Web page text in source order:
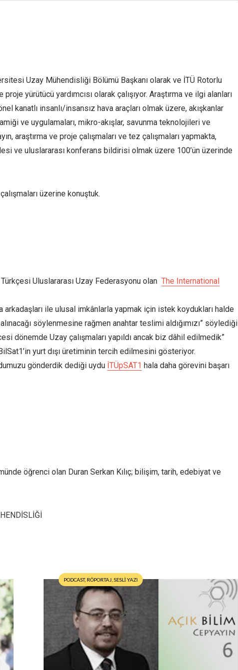
azaltın.
Uzay Mühendisliği Bölümü Başkanı olarak ve İTÜ Rotorlu
yürütücü yardımcısı olarak çalışıyor. Araştırma ve ilgi alanları
kanatlı insanlı/insansız hava araçları olmak üzere, akışkanlar
ve uygulamaları, mikro-akışlar, savunma teknolojileri ve
araştırma ve proje çalışmaları ve tez çalışmaları yapmakta,
ve uluslararası konferans bildirisi olmak üzere 100’ün üzerinde
üzerine konuştuk.
Uluslararası Uzay Federasyonu olan The International
arkadaşları ile ulusal imkânlarla yapmak için istek koydukları halde
söylenmesine rağmen anahtar teslimi aldığımızı” söylediği
dönemde Uzay çalışmaları yapıldı ancak biz dâhil edilmedik”
yurt dışı üretiminin tercih edilmesini gösteriyor.
gönderdik dediği uydu İTÜpSAT1 hala daha görevini başarı
öğrenci olan Duran Serkan Kılıç; bilişim, tarih, edebiyat ve
PODCAST, RÖPORTAJ ,SESLİ YAZI